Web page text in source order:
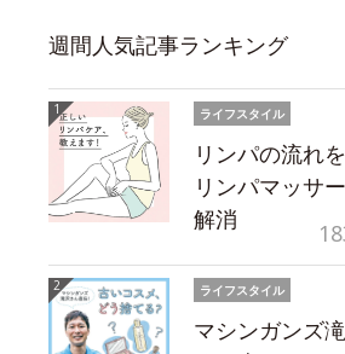
週間人気記事ランキング
ライフスタイル
リンパの流れ
リンパマッサ
解消
ライフスタイル
マシンガンズ